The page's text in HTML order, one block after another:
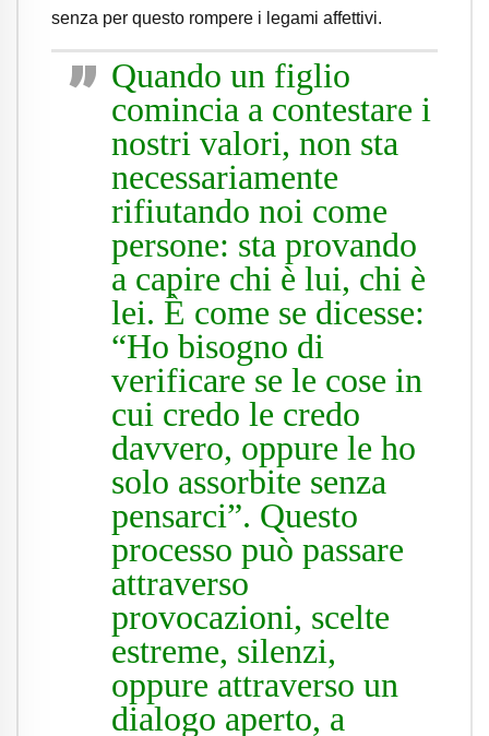
senza per questo rompere i legami affettivi.
Quando un figlio
comincia a contestare i
nostri valori, non sta
necessariamente
rifiutando noi come
persone: sta provando
a capire chi è lui, chi è
lei. È come se dicesse:
“Ho bisogno di
verificare se le cose in
cui credo le credo
davvero, oppure le ho
solo assorbite senza
pensarci”. Questo
processo può passare
attraverso
provocazioni, scelte
estreme, silenzi,
oppure attraverso un
dialogo aperto, a